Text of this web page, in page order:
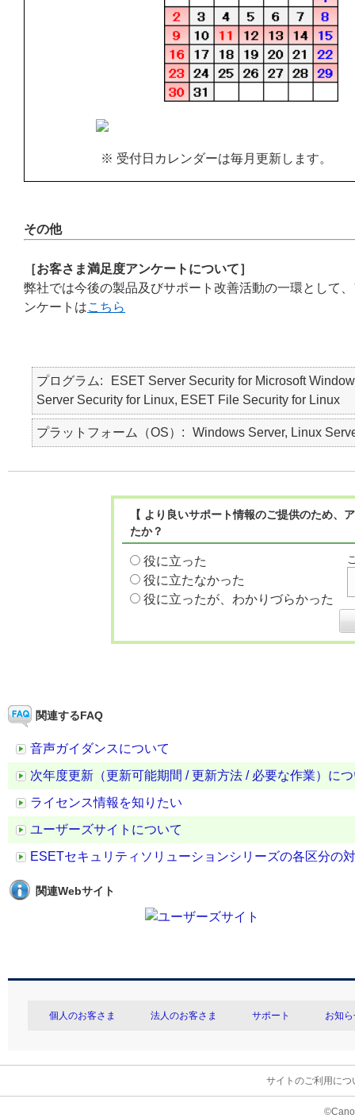
※ 受付日カレンダーは毎月更新します。
その他
［お客さま満足度アンケートについて］
弊社では今後の製品及びサポート改善活動の一環として
ンケートはこちら
プログラム
ESET Server Security for Microsoft
Server Security for Linux, ESET File Security for Linux
プラットフォーム（OS） Windows Server, Linux
【 より良いサポート情報のご提供のため
たか？
役に立った
役に立たなかった
役に立ったが、わかりづらかった
関連するFAQ
音声ガイダンスについて
次年度更新（更新可能期間 / 更新方法 / 必要な作業）に
ライセンス情報を知りたい
ユーザーズサイトについて
ESETセキュリティソリューションシリーズの各区分の
関連Webサイト
個人のお客さま 法人のお客さま サポート お知
サイトのご利用につ